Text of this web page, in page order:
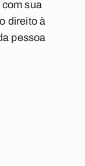
sua
direito à
pessoa